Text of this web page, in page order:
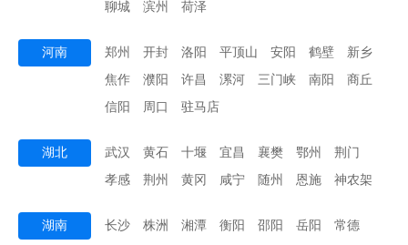
聊城
滨州 荷泽
河南 郑州 开封 洛阳 平顶山 安阳 鹤壁
新乡
焦作
濮阳 许昌 漯河 三门峡 南阳
商丘
信阳
周口 驻马店
湖北 武汉 黄石 十堰 宜昌 襄樊 鄂州
荆门
孝感
荆州 黄冈 咸宁 随州 恩施 神农架
湖南 长沙 株洲 湘潭 衡阳 邵阳 岳阳
常德